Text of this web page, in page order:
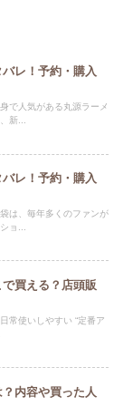
レ！予約・購入
で人気がある丸源ラーメ
新...
レ！予約・購入
は、毎年多くのファンが
ョ...
買える？店頭販
常使いしやすい “定番ア
内容や買った人